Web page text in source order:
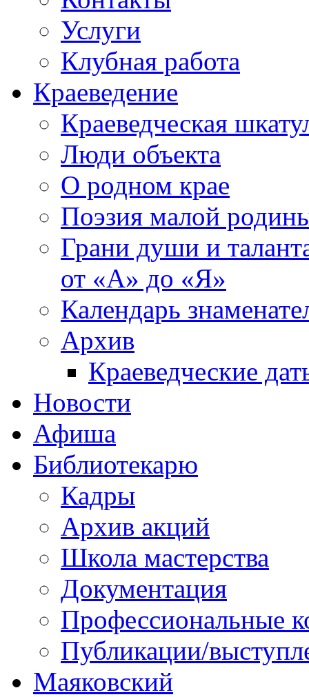
Услуги
Клубная работа
Краеведение
Краеведческая
Люди объекта
О родном крае
Поэзия малой
Грани души и
от «А» до «Я»
Календарь
Архив
Краеведческие
Новости
Афиша
Библиотекарю
Кадры
Архив акций
Школа мастерства
Документация
Профессиональные
Публикации/
Маяковский